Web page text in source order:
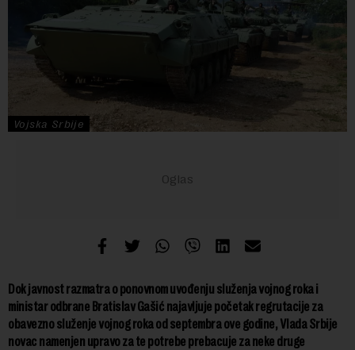
Vojska Srbije
Dok javnost razmatra o ponovnom uvođenju služenja vojnog roka i
ministar odbrane Bratislav Gašić najavljuje početak regrutacije za
obavezno služenje vojnog roka od septembra ove godine, Vlada Srbije
novac namenjen upravo za te potrebe prebacuje za neke druge